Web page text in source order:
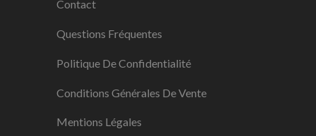
Contact
Questions Fréquentes
Politique De Confidentialité
Conditions Générales De Vente
Mentions Légales